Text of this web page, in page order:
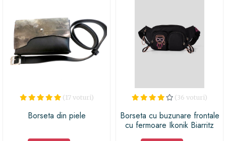
(17 voturi)
Borseta din piele
(36 voturi)
Borseta cu buzunare frontale
cu fermoare Ikonik Biarritz